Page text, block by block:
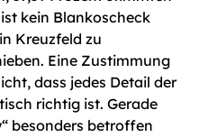
kein Blankoscheck
Kreuzfeld zu
Eine Zustimmung
dass jedes Detail der
richtig ist. Gerade
besonders betroffen